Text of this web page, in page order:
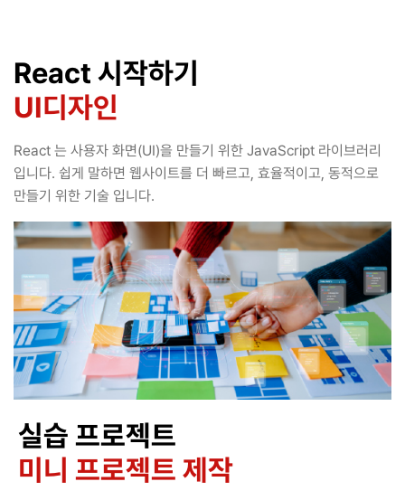
React 시작하기
UI디자인
React 는 사용자 화면(UI)을 만들기 위한 JavaScript 라이브러리
입니다. 쉽게 말하면 웹사이트를 더 빠르고, 효율적이고, 동적으로
만들기 위한 기술 입니다.
실습 프로젝트
미니 프로젝트 제작